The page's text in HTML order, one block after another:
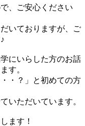
、ご安心ください
いておりますが、ご
にいらした方のお話
す。
・？」と初めての方
いただいています。
ます！